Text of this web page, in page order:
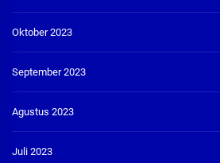
Oktober 2023
September 2023
Agustus 2023
Juli 2023